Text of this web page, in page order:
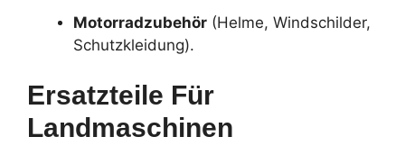
Motorradzubehör (Helme, Windschilder,
Schutzkleidung).
Ersatzteile Für
Landmaschinen